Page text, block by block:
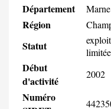
Département Marne
Région
Statut
limitée
Début
d'activité
2002
Numéro